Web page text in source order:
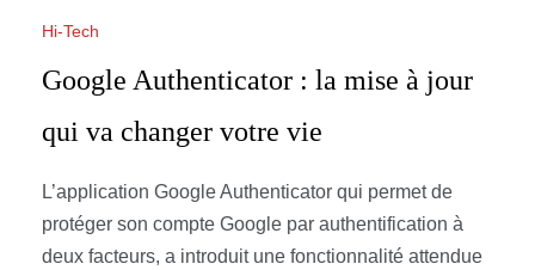
Hi-Tech
Google Authenticator : la mise à jour
qui va changer votre vie
L’application Google Authenticator qui permet de
protéger son compte Google par authentification à
deux facteurs, a introduit une fonctionnalité attendue